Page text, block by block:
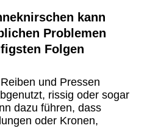
kann
Problemen
Folgen
und Pressen
rissig oder sogar
dazu führen, dass
oder Kronen,